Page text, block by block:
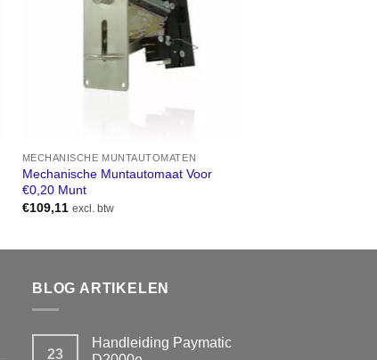
MECHANISCHE MUNTAUTOMATEN
Mechanische Muntautomaat Voor
€0,20 Munt
€109,11 excl. btw
BLOG ARTIKELEN
23
Handleiding Paymatic